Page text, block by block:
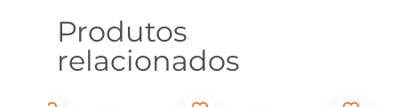
Produtos
relacionados